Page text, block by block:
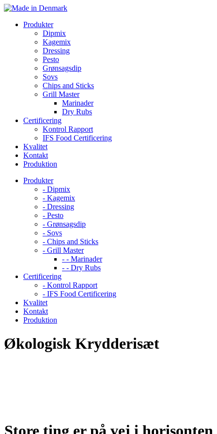
Skip
contentProdukter
Dipmix
Kagemix
Dressing
Pesto
Grønsagsdip
Sovs
Chips and Sticks
Grill Master
Marinader
Dry Rubs
Certificering
Kontrol Rapport
IFS Food Certificering
Kvalitet
Kontakt
Produktion
Produkter
- Dipmix
- Kagemix
- Dressing
- Pesto
- Grønsagsdip
- Sovs
- Chips and Sticks
- Grill Master
- - Marinader
- - Dry Rubs
Certificering
- Kontrol Rapport
- IFS Food Certificering
Kvalitet
Kontakt
Produktion
Økologisk Krydderisæt